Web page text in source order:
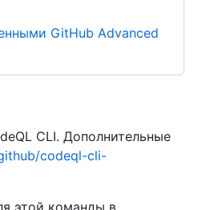
GitHub Advanced
CLI. Дополнительные
codeql-cli-
этой команды в